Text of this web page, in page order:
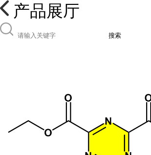
产品展厅
搜索